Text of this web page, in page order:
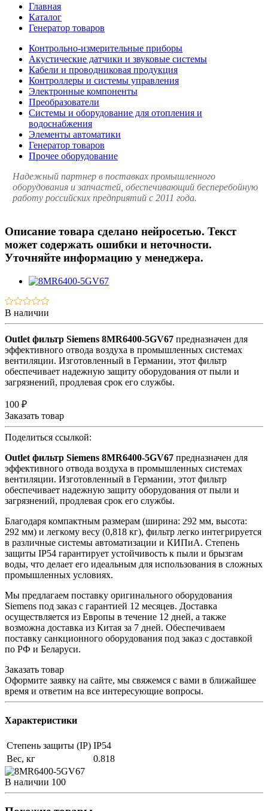
Главная
Каталог
Генератор товаров
Контрольно-измерительные приборы
Акустические датчики и звуковые системы
Кабели и проводниковая продукция
Контроллеры и системы управления
Электронные компоненты
Преобразователи
Системы и оборудование для отопления и
водоснабжения
Элементы автоматики
Генератор товаров
Прочее оборудование
Надежный партнер в поставках промышленного
оборудования и запчастей, обеспечивающий бесперебойную
работу российских предприятий с 2011 года.
Описание товара сделано нейросетью. Текст
может содержать ошибки и неточности.
Уточняйте информацию у менеджера.
В наличии
Outlet фильтр Siemens 8MR6400-5GV67 предназначен для
эффективного отвода воздуха в промышленных системах
вентиляции. Изготовленный в Германии, этот фильтр
обеспечивает надежную защиту оборудования от пыли и
загрязнений, продлевая срок его службы.
100 ₽
Заказать товар
Поделиться ссылкой:
Outlet фильтр Siemens 8MR6400-5GV67 предназначен для
эффективного отвода воздуха в промышленных системах
вентиляции. Изготовленный в Германии, этот фильтр
обеспечивает надежную защиту оборудования от пыли и
загрязнений, продлевая срок его службы.
Благодаря компактным размерам (ширина: 292 мм, высота:
292 мм) и легкому весу (0,818 кг), фильтр легко интегрируется
в различные системы автоматизации и КИПиА. Степень
защиты IP54 гарантирует устойчивость к пыли и брызгам
воды, что делает его идеальным для использования в сложных
промышленных условиях.
Мы предлагаем поставку оригинального оборудования
Siemens под заказ с гарантией 12 месяцев. Доставка
осуществляется из Европы в течение 12 дней, а также
возможна доставка из Китая за 7 дней. Обеспечиваем
поставку санкционного оборудования под заказ с доставкой
по РФ и Беларуси.
Заказать товар
Оформите заявку на сайте, мы свяжемся с вами в ближайшее
время и ответим на все интересующие вопросы.
Характеристики
Степень защиты (IP) IP54
Вес, кг
0.818
В наличии 100